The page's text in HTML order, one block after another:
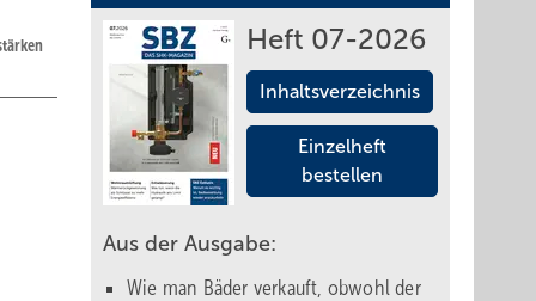
Heft 07-2026
Inhaltsverzeichnis
Einzelheft
bestellen
Aus der Ausgabe:
Wie man Bäder verkauft, obwohl der